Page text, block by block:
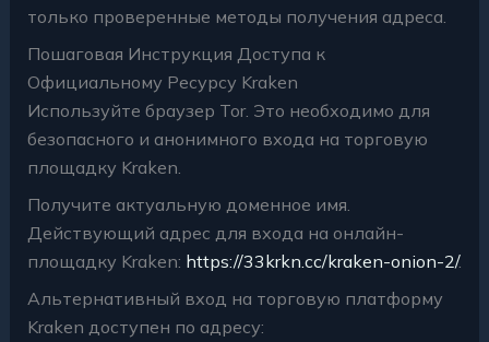
только проверенные методы получения адреса.
Пошаговая Инструкция Доступа к
Официальному Ресурсу Kraken
Используйте браузер Tor. Это необходимо для
безопасного и анонимного входа на торговую
площадку Kraken.
Получите актуальную доменное имя.
Действующий адрес для входа на онлайн-
площадку Kraken: https://33krkn.cc/kraken-onion-2/.
Альтернативный вход на торговую платформу
Kraken доступен по адресу: